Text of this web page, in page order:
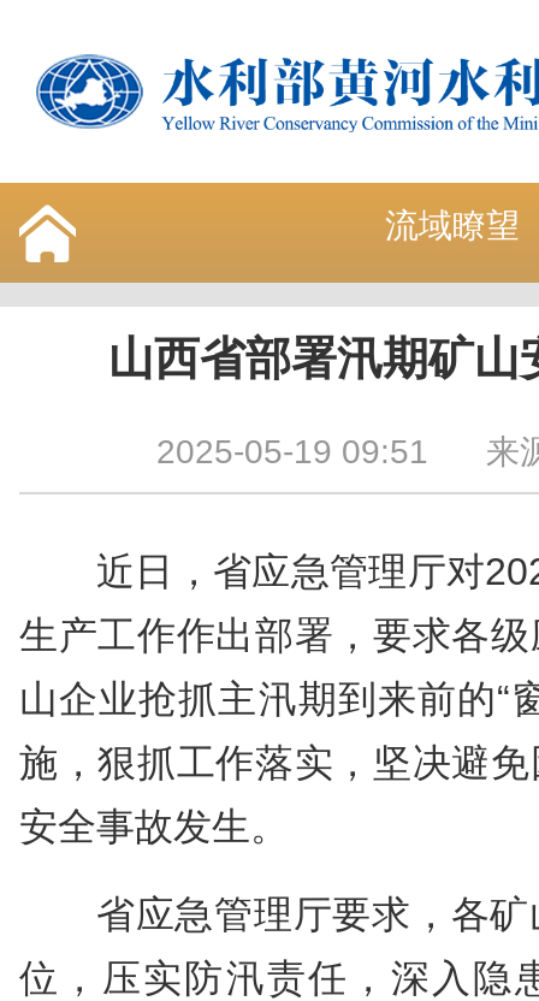
流域瞭望
山西省部署汛期矿山
2025-05-19 09:51 来
近日，省应急管理厅对
生产工作作出部署，要求各
山企业抢抓主汛期到来前的“
施，狠抓工作落实，坚决避
安全事故发生。
省应急管理厅要求，各
位，压实防汛责任，深入隐